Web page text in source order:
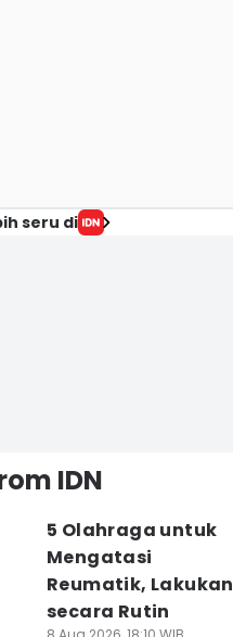
seru di
IDN
5 Olahraga untuk
Mengatasi
Reumatik, Lakukan
secara Rutin